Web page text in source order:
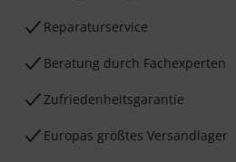
Reparaturservice
Beratung durch Fachexperten
Zufriedenheitsgarantie
Europas größtes Versandlager